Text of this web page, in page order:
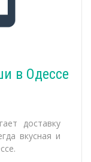
в Одессе
доставку
вкусная и